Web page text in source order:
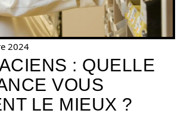
2024
: QUELLE
VOUS
LE MIEUX ?